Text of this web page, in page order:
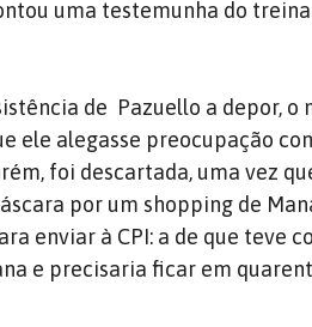
uma testemunha do
de Pazuello a depor, o
ele alegasse preocupação
foi descartada, uma vez
por um shopping de
enviar à CPI: a de que teve
e precisaria ficar em